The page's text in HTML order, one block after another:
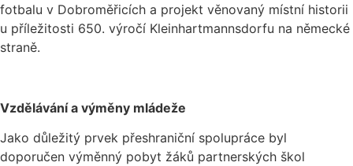
fotbalu v Dobroměřicích a projekt věnovaný místní historii
u příležitosti 650. výročí Kleinhartmannsdorfu na německé
straně.
Vzdělávání a výměny mládeže
Jako důležitý prvek přeshraniční spolupráce byl
doporučen výměnný pobyt žáků partnerských škol